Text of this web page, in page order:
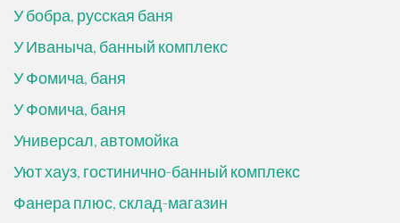
У бобра, русская баня
У Иваныча, банный комплекс
У Фомича, баня
У Фомича, баня
Универсал, автомойка
Уют хауз, гостинично-банный комплекс
Фанера плюс, склад-магазин